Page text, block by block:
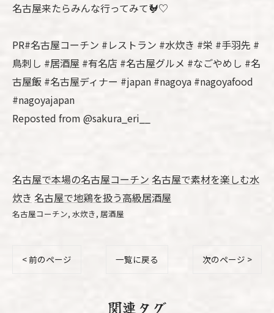
名古屋来たらみんな行ってみて🐓♡
PR#名古屋コーチン #レストラン #水炊き #栄 #手羽先 #
鳥刺し #居酒屋 #有名店 #名古屋グルメ #なごやめし #名
古屋飯 #名古屋ディナー #japan #nagoya #nagoyafood
#nagoyajapan
Reposted from @sakura_eri__
名古屋で本場の名古屋コーチン 名古屋で素材を楽しむ水
炊き 名古屋で地鶏を扱う高級居酒屋
名古屋コーチン 水炊き 居酒屋
< 前のページ 一覧に戻る 次のページ >
関連タグ